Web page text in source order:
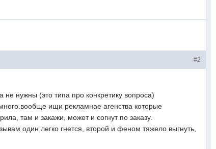
#2
не нужны (это типа про конкретику вопроса)
ищи рекламнае агенства которые
там и закажи, может и согнут по заказу.
один легко гнется, второй и феном тяжело выгнуть,